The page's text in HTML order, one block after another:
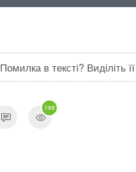
Помилка в тексті? Виділіть
198